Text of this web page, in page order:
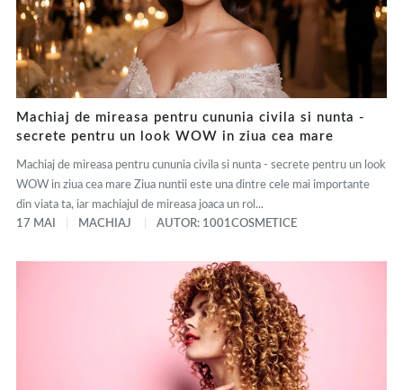
Machiaj de mireasa pentru cununia civila si nunta -
secrete pentru un look WOW in ziua cea mare
Machiaj de mireasa pentru cununia civila si nunta - secrete pentru un look
WOW in ziua cea mare Ziua nuntii este una dintre cele mai importante
din viata ta, iar machiajul de mireasa joaca un rol...
17 MAI
MACHIAJ AUTOR: 1001COSMETICE